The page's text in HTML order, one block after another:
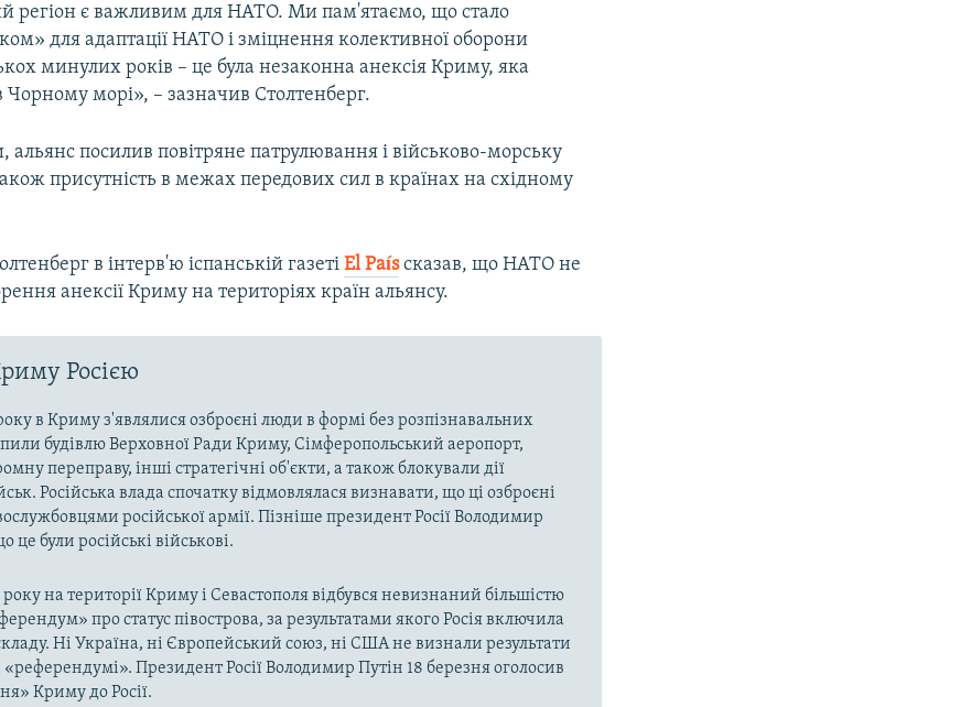
регіон є важливим для НАТО. Ми пам'ятаємо, що стало
для адаптації НАТО і зміцнення колективної оборони
минулих років – це була незаконна анексія Криму, яка
Чорному морі», – зазначив Столтенберг.
альянс посилив повітряне патрулювання і військово-морську
присутність в межах передових сил в країнах на східному
в інтерв'ю іспанській газетіEl Paísсказав, що НАТО не
анексії Криму на територіях країн альянсу.
Росією
в Криму з'являлися озброєні люди в формі без розпізнавальних
будівлю Верховної Ради Криму, Сімферопольський аеропорт,
переправу, інші стратегічні об'єкти, а також блокували дії
Російська влада спочатку відмовлялася визнавати, що ці озброєні
російської армії. Пізніше президент Росії Володимир
це були російські військові.
року на території Криму і Севастополя відбувся невизнаний більшістю
про статус півострова, за результатами якого Росія включила
Ні Україна, ні Європейський союз, ні США не визнали результати
Президент Росії Володимир Путін 18 березня оголосив
Криму до Росії.